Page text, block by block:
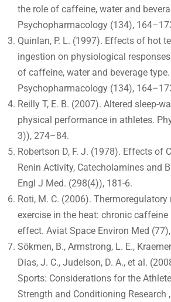
the role of caffeine, water and
Psychopharmacology (134),
Quinlan, P. L. (1997). Effects of hot
ingestion on physiological
of caffeine, water and beverage type.
Psychopharmacology (134),
Reilly T, E. B. (2007). Altered sleep-
physical performance in athletes.
3)), 274–84.
Robertson D, F. J. (1978). Effects of
Renin Activity, Catecholamines and
Engl J Med. (298(4)), 181-6.
Roti, M. C. (2006). Thermoregulatory
exercise in the heat: chronic
effect. Aviat Space Environ Med
Sökmen, B., Armstrong, L. E.,
Dias, J. C., Judelson, D. A., et al.
Sports: Considerations for the
Strength and Conditioning Research